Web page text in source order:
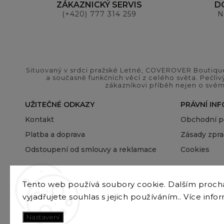
Tento web používá soubory cookie. Dalším
vyjadřujete souhlas s jejich používáním.. Více
Nastavení
ZÁKAZNICKÝ SERVIS
(+420) 777 314 259
Situovaný v srdci pražské Letné, COVEROVER
a současně funkčních věcí z celého světa.
zákazníkovi příběh nejen o
UŽITEČNÉ ODKAZY
Kontakt
Platba a doprava
Odstoupení od smlouvy a reklamace
PRÁVNÍ
Obchodní
Zásady
Cookies